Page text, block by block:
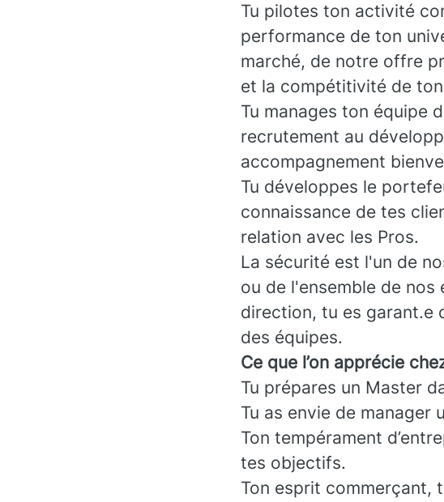
Tu pilotes ton activité
performance de ton
marché, de notre offre
et la compétitivité de
Tu manages ton équipe
recrutement au
accompagnement
Tu développes le
connaissance de tes
relation avec les Pros.
La sécurité est l'un de
ou de l'ensemble de
direction, tu es garant.e
des équipes.
Ce que l’on apprécie
Tu prépares un Master
Tu as envie de manager
Ton tempérament
tes objectifs.
Ton esprit commerçant,